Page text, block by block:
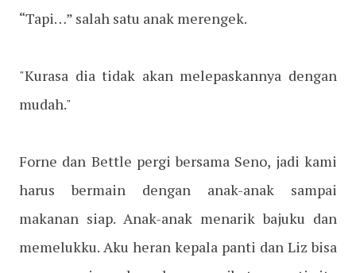
“Tapi…” salah satu anak merengek.
"Kurasa dia tidak akan melepaskannya dengan
mudah."
Forne dan Bettle pergi bersama Seno, jadi kami
harus bermain dengan anak-anak sampai
makanan siap. Anak-anak menarik bajuku dan
memelukku. Aku heran kepala panti dan Liz bisa